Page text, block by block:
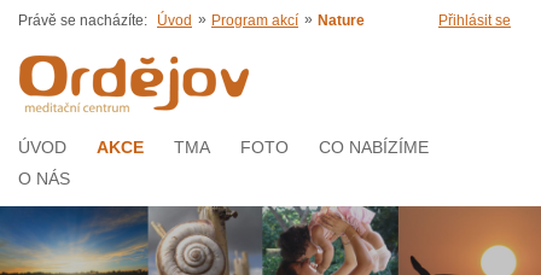
Přihlásit se
Právě se nacházíte: Úvod » Program akcí » Nature
ÚVOD AKCE TMA FOTO
CO NABÍZÍME
O NÁS